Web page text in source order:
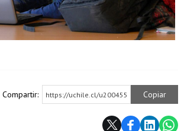
Compartir: https://uchile.cl/u200455 Copiar